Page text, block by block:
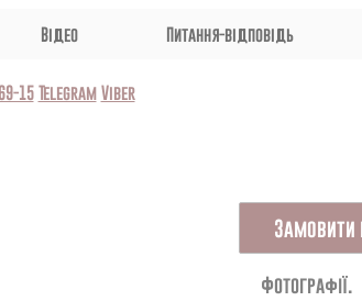
Відео Питання-відповідь
15TelegramViber
Замовити
Фотографії.